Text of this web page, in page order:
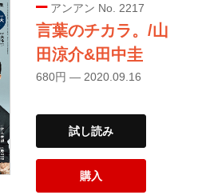
アンアン No. 2217
言葉のチカラ。/山
田涼介&田中圭
680円 — 2020.09.16
試し読み
購入